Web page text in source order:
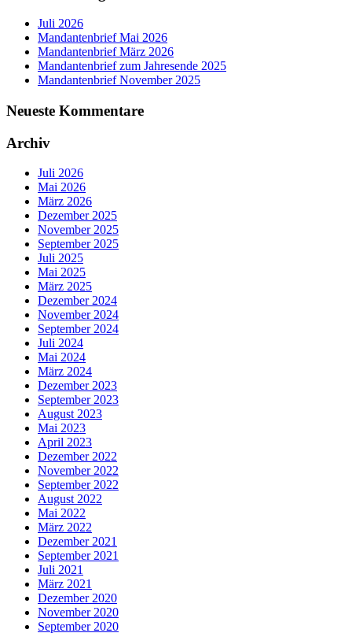
Juli 2026
Mandantenbrief Mai 2026
Mandantenbrief März 2026
Mandantenbrief zum Jahresende 2025
Mandantenbrief November 2025
Neueste Kommentare
Archiv
Juli 2026
Mai 2026
März 2026
Dezember 2025
November 2025
September 2025
Juli 2025
Mai 2025
März 2025
Dezember 2024
November 2024
September 2024
Juli 2024
Mai 2024
März 2024
Dezember 2023
September 2023
August 2023
Mai 2023
April 2023
Dezember 2022
November 2022
September 2022
August 2022
Mai 2022
März 2022
Dezember 2021
September 2021
Juli 2021
März 2021
Dezember 2020
November 2020
September 2020